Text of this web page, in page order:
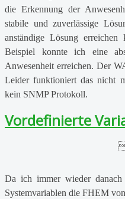
die Erkennung der
stabile und zuverlässige
anständige Lösung
Beispiel konnte ich eine
Anwesenheit erreichen. Der
Leider funktioniert das nicht
kein SNMP Protokoll.
Vordefinierte
Da ich immer wieder
Systemvariablen die FHEM